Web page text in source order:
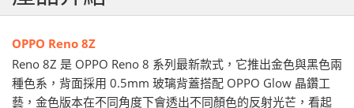
OPPO Reno 8Z
Reno 8Z 是 OPPO Reno 8 系列最新款式，它推出金色與黑色兩
種色系，背面採用 0.5mm 玻璃背蓋搭配 OPPO Glow 晶鑽工
藝，金色版本在不同角度下會透出不同顏色的反射光芒，看起